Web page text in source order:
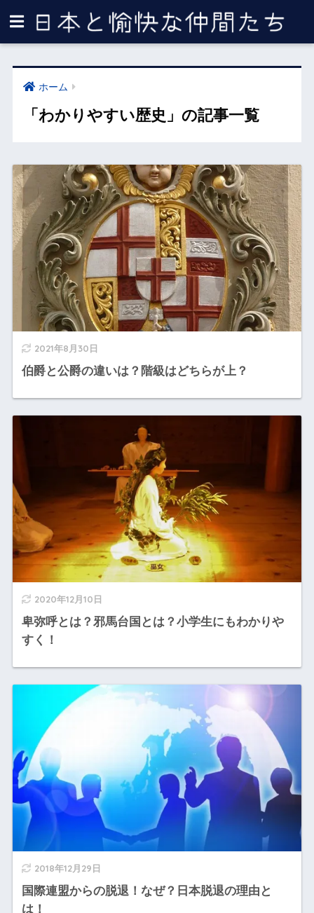
ホーム
「わかりやすい歴史」の記事一覧
2021年8月30日
伯爵と公爵の違いは？階級はどちらが上？
2020年12月10日
卑弥呼とは？邪馬台国とは？小学生にもわかりや
すく！
2018年12月29日
国際連盟からの脱退！なぜ？日本脱退の理由と
は！